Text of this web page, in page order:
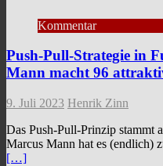
Kommentar
Push-Pull-Strategie in
Mann macht 96
9. Juli 2023 Henrik Zinn
Das Push-Pull-Prinzip stammt
Marcus Mann hat es (endlich)
[…]